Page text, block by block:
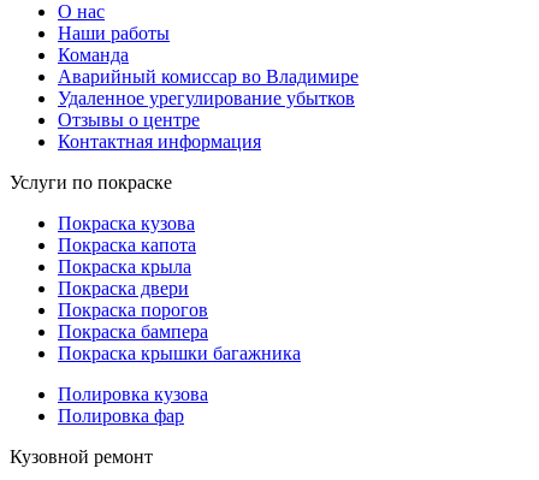
О нас
Наши работы
Команда
Аварийный комиссар во Владимире
Удаленное урегулирование убытков
Отзывы о центре
Контактная информация
Услуги по покраске
Покраска кузова
Покраска капота
Покраска крыла
Покраска двери
Покраска порогов
Покраска бампера
Покраска крышки багажника
Полировка кузова
Полировка фар
Кузовной ремонт